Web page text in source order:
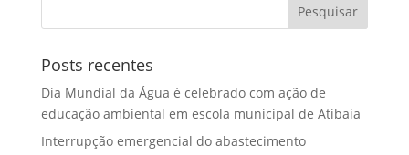
Posts recentes
Dia Mundial da Água é celebrado com ação de
educação ambiental em escola municipal de Atibaia
Interrupção emergencial do abastecimento